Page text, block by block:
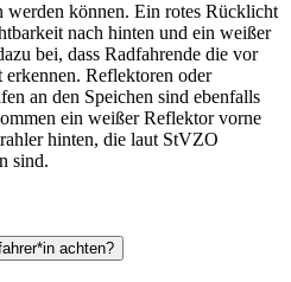
werden können. Ein rotes Rücklicht
nach hinten und ein weißer
bei, dass Radfahrende die vor
erkennen. Reflektoren oder
an den Speichen sind ebenfalls
ein weißer Reflektor vorne
hinten, die laut StVZO
sind.
achten?